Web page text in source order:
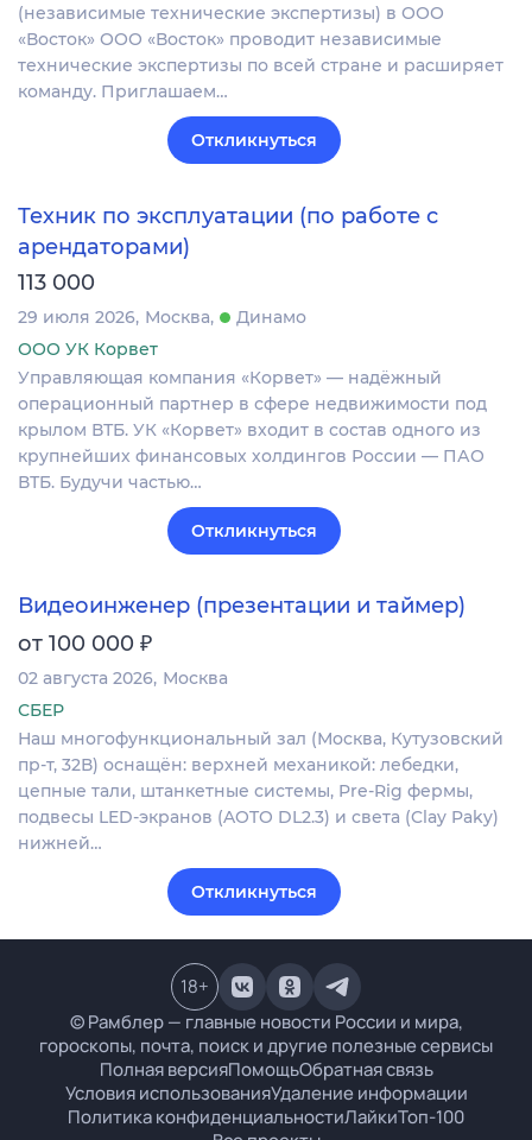
(независимые технические экспертизы) в ООО
«Восток» ООО «Восток» проводит независимые
технические экспертизы по всей стране и расширяет
команду. Приглашаем…
Откликнуться
Техник по эксплуатации (по работе с
арендаторами)
113 000
29 июля 2026 Москва
Динамо
ООО УК Корвет
Управляющая компания «Корвет» — надёжный
операционный партнер в сфере недвижимости под
крылом ВТБ. УК «Корвет» входит в состав одного из
крупнейших финансовых холдингов России — ПАО
ВТБ. Будучи частью…
Откликнуться
Видеоинженер (презентации и таймер)
от 100 000 ₽
02 августа 2026 Москва
СБЕР
Наш многофункциональный зал (Москва, Кутузовский
пр-т, 32В) оснащён: верхней механикой: лебедки,
цепные тали, штанкетные системы, Pre-Rig фермы,
подвесы LED-экранов (AOTO DL2.3) и света (Clay Paky)
нижней…
Откликнуться
© Рамблер — главные новости России и мира,
гороскопы, почта, поиск и другие полезные сервисы
Полная версияПомощьОбратная связь
Условия использованияУдаление информации
Политика конфиденциальностиЛайкиТоп-100
18+